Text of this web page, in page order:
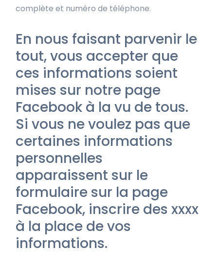
complète et numéro de téléphone.
En nous faisant parvenir le
tout, vous accepter que
ces informations soient
mises sur notre page
Facebook à la vu de tous.
Si vous ne voulez pas que
certaines informations
personnelles
apparaissent sur le
formulaire sur la page
Facebook, inscrire des xxxx
à la place de vos
informations.